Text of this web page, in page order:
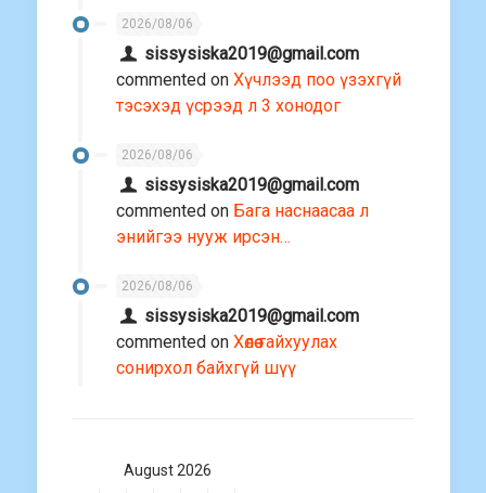
2026/08/06
sissysiska2019@gmail.com
commented on Хүчлээд поо үзэхгүй
тэсэхэд үсрээд л 3 хонодог
2026/08/06
sissysiska2019@gmail.com
commented on Бага наснаасаа л
энийгээ нууж ирсэн…
2026/08/06
sissysiska2019@gmail.com
commented on Хөлөө гайхуулах
сонирхол байхгүй шүү
August 2026